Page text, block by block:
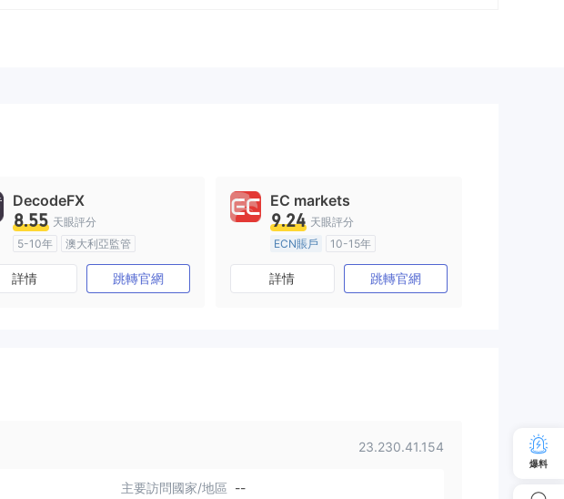
DecodeFX
8.55 天眼評分
5-10年
澳大利亞監管
全牌照 (MM)
主標MT4
詳情 跳轉官網
EC markets
9.24 天眼評分
ECN賬戶
10-15年
澳大利亞監管
全牌照 (MM)
主標MT4
詳情 跳轉官網
23.230.41.154
主要訪問國家/地區 --
爆料